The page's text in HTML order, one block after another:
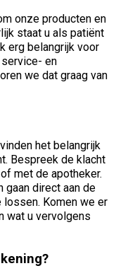
onze producten en
staat u als patiënt
erg belangrijk voor
en
we dat graag van
het belangrijk
Bespreek de klacht
met de apotheker.
gaan direct aan de
lossen. Komen we er
wat u vervolgens